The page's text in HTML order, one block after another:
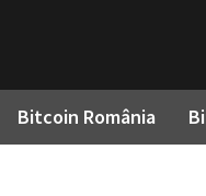
Bitcoin România